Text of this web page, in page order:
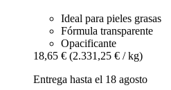
Ideal para pieles grasas
Fórmula transparente
Opacificante
18,65 € (2.331,25 € / kg)
Entrega hasta el 18 agosto